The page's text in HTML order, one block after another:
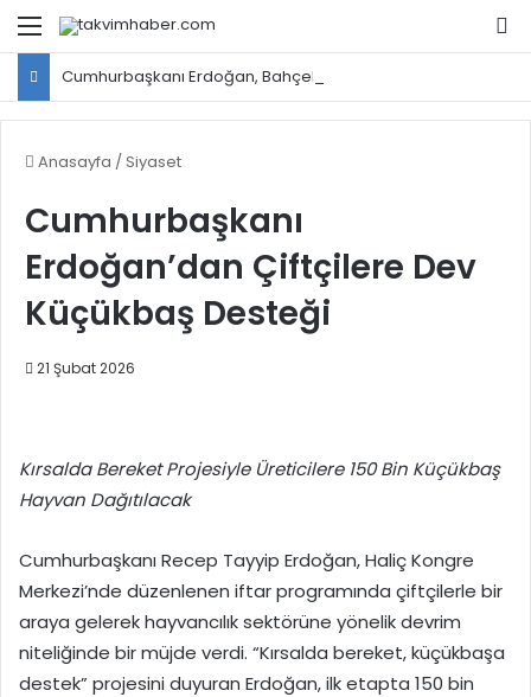
Menü
Cumhurbaşkanı Erdoğan, Bahçeli ile bir araya gelecek
Anasayfa /Siyaset
Cumhurbaşkanı
Erdoğan’dan Çiftçilere Dev
Küçükbaş Desteği
21 Şubat 2026
Kırsalda Bereket Projesiyle Üreticilere 150 Bin Küçükbaş
Hayvan Dağıtılacak
Cumhurbaşkanı Recep Tayyip Erdoğan, Haliç Kongre
Merkezi’nde düzenlenen iftar programında çiftçilerle bir
araya gelerek hayvancılık sektörüne yönelik devrim
niteliğinde bir müjde verdi. “Kırsalda bereket, küçükbaşa
destek” projesini duyuran Erdoğan, ilk etapta 150 bin